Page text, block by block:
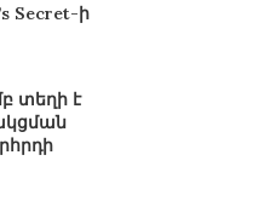
Secret-ի
տեղի է